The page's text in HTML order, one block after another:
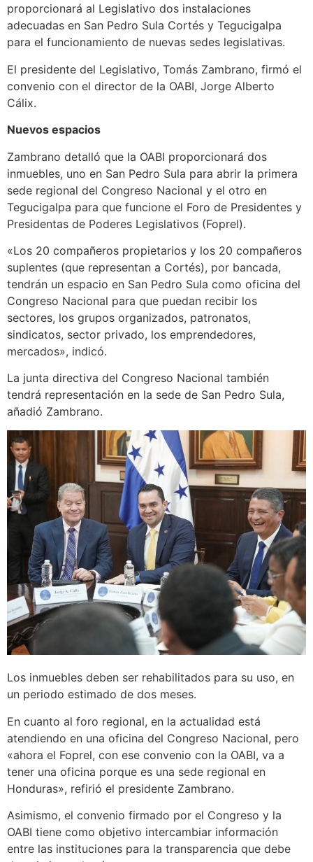
proporcionará al Legislativo dos instalaciones
adecuadas en San Pedro Sula Cortés y Tegucigalpa
para el funcionamiento de nuevas sedes legislativas.
El presidente del Legislativo, Tomás Zambrano, firmó el
convenio con el director de la OABI, Jorge Alberto
Cálix.
Nuevos espacios
Zambrano detalló que la OABI proporcionará dos
inmuebles, uno en San Pedro Sula para abrir la primera
sede regional del Congreso Nacional y el otro en
Tegucigalpa para que funcione el Foro de Presidentes y
Presidentas de Poderes Legislativos (Foprel).
«Los 20 compañeros propietarios y los 20 compañeros
suplentes (que representan a Cortés), por bancada,
tendrán un espacio en San Pedro Sula como oficina del
Congreso Nacional para que puedan recibir los
sectores, los grupos organizados, patronatos,
sindicatos, sector privado, los emprendedores,
mercados», indicó.
La junta directiva del Congreso Nacional también
tendrá representación en la sede de San Pedro Sula,
añadió Zambrano.
Los inmuebles deben ser rehabilitados para su uso, en
un periodo estimado de dos meses.
En cuanto al foro regional, en la actualidad está
atendiendo en una oficina del Congreso Nacional, pero
«ahora el Foprel, con ese convenio con la OABI, va a
tener una oficina porque es una sede regional en
Honduras», refirió el presidente Zambrano.
Asimismo, el convenio firmado por el Congreso y la
OABI tiene como objetivo intercambiar información
entre las instituciones para la transparencia que debe